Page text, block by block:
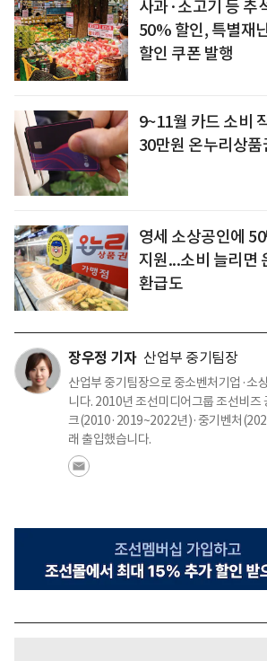
사과·소고기 등 추
50% 할인, 특별재
할인 쿠폰 발행
9~11월 카드 소비
30만원 온누리상품
영세 소상공인에
지원...소비 늘리면
환급도
장우정 기자 산업부 중기팀장
산업부 중기팀장으로 중소벤처기업·소
니다. 2010년 조선미디어그룹 조선비즈
크(2010·2019~2022년)·중기벤처
래 출입했습니다.